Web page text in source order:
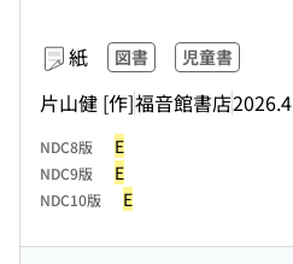
紙 図書 児童書
片山健 [作]福音館書店2026.4
NDC8版 E
NDC9版 E
NDC10版 E